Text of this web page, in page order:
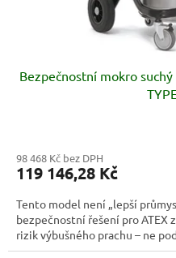
Bezpečnostní mokro
98 468 Kč bez DPH
119 146,28 Kč
Tento model není „lepší
bezpečnostní řešení pro ATEX
rizik výbušného prachu – ne